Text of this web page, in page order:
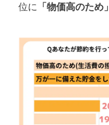
位に
「物価高のため」